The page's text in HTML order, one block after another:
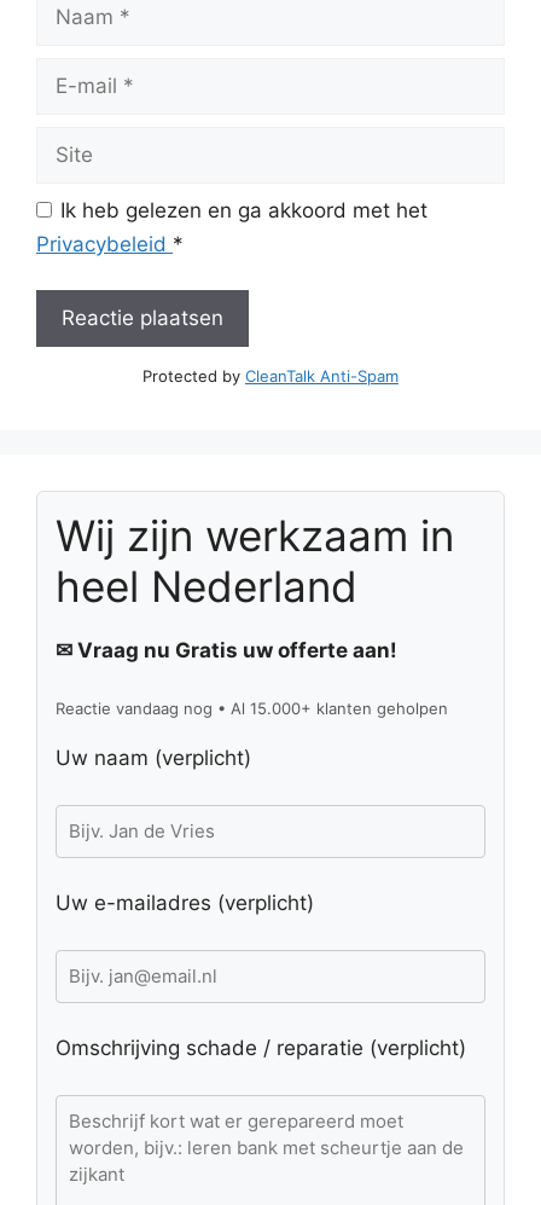
mail
Ik heb gelezen en ga akkoord met het
Privacybeleid *
Protected by CleanTalk Anti-Spam
Wij zijn werkzaam in
heel Nederland
✉ Vraag nu Gratis uw offerte aan!
Reactie vandaag nog • Al 15.000+ klanten geholpen
Uw naam (verplicht)
Uw e-mailadres (verplicht)
Omschrijving schade / reparatie (verplicht)